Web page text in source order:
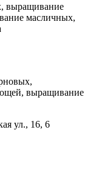
выращивание
масличных,
выращивание
ул., 16, 6